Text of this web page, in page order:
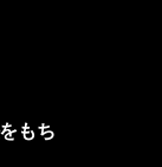
もち